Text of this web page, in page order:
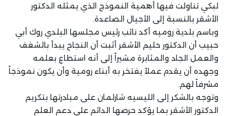
لبكي تناولت فيها أهمية النموذج الذي يمثله الدكتور
الأشقر بالنسبة إلى الأجيال الصاعدة.
وباسم بلدية روميه أكد نائب رئيس مجلسها البلدي روك أبي
حبيب أن الدكتور حليم الأشقر أثبت أن النجاح يبدأ بالشغف
والعمل الجاد والمثابرة مشيراً إلى أنه استطاع بعلمه
وجهده أن يقدم عملاً يفتخر به أبناء رومية وأن يكون نموذجاً
مشرفاً لهم.
وتوجه بالشكر إلى الليسيه شارلمان على مبادرتها بتكريم
الدكتور الأشقر بما يؤكد حرصها الدائم على دعم العلم